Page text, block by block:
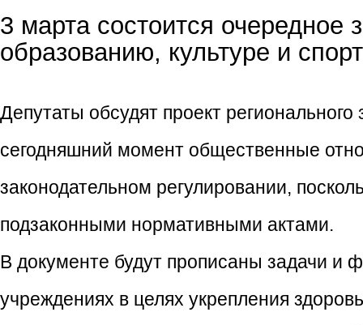
3 марта состоится очередное
образованию, культуре и
Депутаты обсудят проект
сегодняшний момент общественные
законодательном регулировании,
подзаконными нормативными актами.
В документе будут прописаны задачи и
учреждениях в целях укрепления